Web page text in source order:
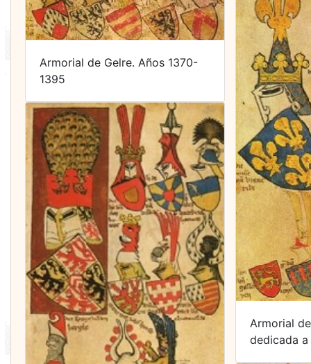
Armorial de Gelre. Años 1370-
1395
Armorial
dedicada a